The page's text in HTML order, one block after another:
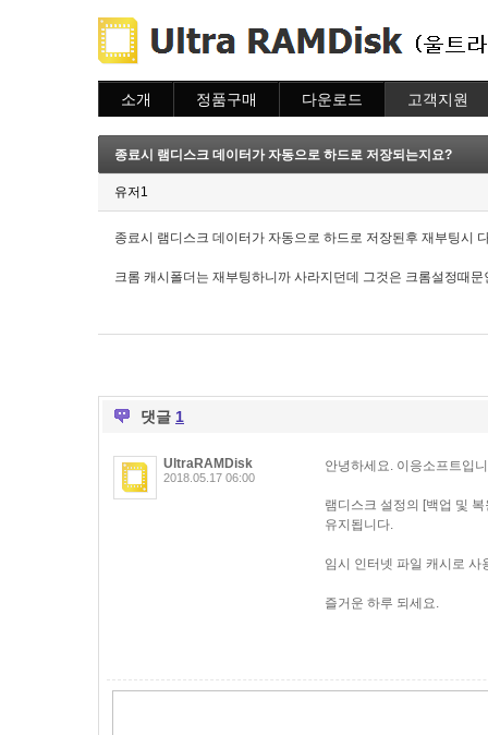
소개 정품구매
주문조회
이용안내
다운로드 고객지원
자주묻는질문
질문하기
종료시 램디스크 데이터가 자동으로 하드로 저장되는지요?
유저1
종료시 램디스크 데이터가 자동으로 하드로 저장된후 재부팅시
크롬 캐시폴더는 재부팅하니까 사라지던데 그것은 크롬설정때문
댓글 1
UltraRAMDisk
2018.05.17 06:00
안녕하세요. 이응소프트입
램디스크 설정의 [백업 및
유지됩니다.
임시 인터넷 파일 캐시로
즐거운 하루 되세요.